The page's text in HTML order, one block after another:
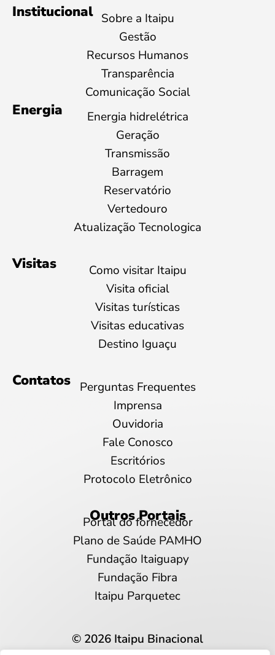
Institucional Sobre a Itaipu
Gestão
Recursos Humanos
Transparência
Comunicação Social
Energia
Energia hidrelétrica
Geração
Transmissão
Barragem
Reservatório
Vertedouro
Atualização Tecnologica
Visitas
Como visitar Itaipu
Visita oficial
Visitas turísticas
Visitas educativas
Destino Iguaçu
Contatos
Perguntas Frequentes
Imprensa
Ouvidoria
Fale Conosco
Escritórios
Protocolo Eletrônico
Outros Portais
Portal do fornecedor
Plano de Saúde PAMHO
Fundação Itaiguapy
Fundação Fibra
Itaipu Parquetec
© 2026 Itaipu Binacional